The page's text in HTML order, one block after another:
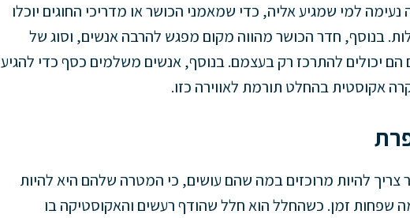
למי שמגיע אליה, כדי שמאמני הכושר או מדריכי החוגים יוכלו
בנוסף, חדר הכושר מהווה מקום מפגש להרבה אנשים, וסוג של
יכולים להתרכז רק בעצמם. בנוסף, אנשים משלמים כסף כדי להגיע
אקוסטית בהחלט תורמת לאווירה כזו.
להיות מרוכזים במה שהם עושים, כי המטרה שלהם היא להיות
שפחות זמן. כשהחלל הוא חלל שהודף רעשים והאקוסטיקה בו